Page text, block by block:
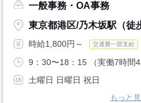
一般事務・OA事務
東京都港区/乃木坂駅（徒
時給1,800円～ 交通費一部支給
9：30〜18：15 （実働7時間
土曜日 日曜日 祝日
もっと